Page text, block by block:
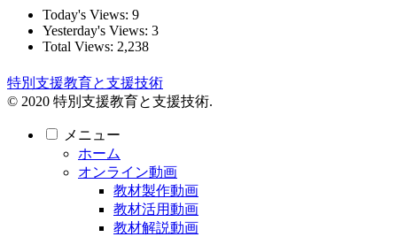
Today's Views: 9
Yesterday's Views: 3
Total Views: 2,238
特別支援教育と支援技術
© 2020 特別支援教育と支援技術.
メニュー
ホーム
オンライン動画
教材製作動画
教材活用動画
教材解説動画